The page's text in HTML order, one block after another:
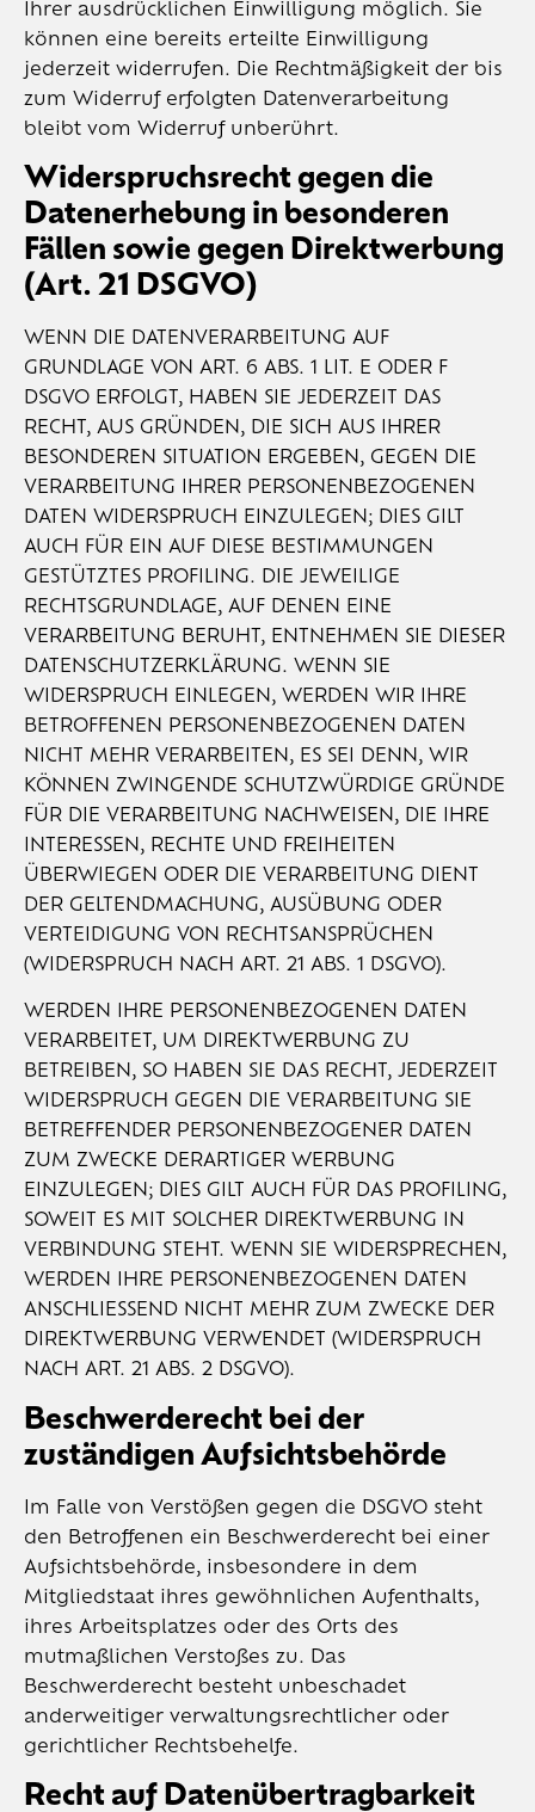
Ihrer ausdrücklichen Einwilligung möglich. Sie
können eine bereits erteilte Einwilligung
jederzeit widerrufen. Die Rechtmäßigkeit der bis
zum Widerruf erfolgten Datenverarbeitung
bleibt vom Widerruf unberührt.
Widerspruchsrecht gegen die
Datenerhebung in besonderen
Fällen sowie gegen Direktwerbung
(Art. 21 DSGVO)
WENN DIE DATENVERARBEITUNG AUF
GRUNDLAGE VON ART. 6 ABS. 1 LIT. E ODER F
DSGVO ERFOLGT, HABEN SIE JEDERZEIT DAS
RECHT, AUS GRÜNDEN, DIE SICH AUS IHRER
BESONDEREN SITUATION ERGEBEN, GEGEN DIE
VERARBEITUNG IHRER PERSONENBEZOGENEN
DATEN WIDERSPRUCH EINZULEGEN; DIES GILT
AUCH FÜR EIN AUF DIESE BESTIMMUNGEN
GESTÜTZTES PROFILING. DIE JEWEILIGE
RECHTSGRUNDLAGE, AUF DENEN EINE
VERARBEITUNG BERUHT, ENTNEHMEN SIE DIESER
DATENSCHUTZERKLÄRUNG. WENN SIE
WIDERSPRUCH EINLEGEN, WERDEN WIR IHRE
BETROFFENEN PERSONENBEZOGENEN DATEN
NICHT MEHR VERARBEITEN, ES SEI DENN, WIR
KÖNNEN ZWINGENDE SCHUTZWÜRDIGE GRÜNDE
FÜR DIE VERARBEITUNG NACHWEISEN, DIE IHRE
INTERESSEN, RECHTE UND FREIHEITEN
ÜBERWIEGEN ODER DIE VERARBEITUNG DIENT
DER GELTENDMACHUNG, AUSÜBUNG ODER
VERTEIDIGUNG VON RECHTSANSPRÜCHEN
(WIDERSPRUCH NACH ART. 21 ABS. 1 DSGVO).
WERDEN IHRE PERSONENBEZOGENEN DATEN
VERARBEITET, UM DIREKTWERBUNG ZU
BETREIBEN, SO HABEN SIE DAS RECHT, JEDERZEIT
WIDERSPRUCH GEGEN DIE VERARBEITUNG SIE
BETREFFENDER PERSONENBEZOGENER DATEN
ZUM ZWECKE DERARTIGER WERBUNG
EINZULEGEN; DIES GILT AUCH FÜR DAS PROFILING,
SOWEIT ES MIT SOLCHER DIREKTWERBUNG IN
VERBINDUNG STEHT. WENN SIE WIDERSPRECHEN,
WERDEN IHRE PERSONENBEZOGENEN DATEN
ANSCHLIESSEND NICHT MEHR ZUM ZWECKE DER
DIREKTWERBUNG VERWENDET (WIDERSPRUCH
NACH ART. 21 ABS. 2 DSGVO).
Beschwerde­recht bei der
zuständigen Aufsichts­behörde
Im Falle von Verstößen gegen die DSGVO steht
den Betroffenen ein Beschwerderecht bei einer
Aufsichtsbehörde, insbesondere in dem
Mitgliedstaat ihres gewöhnlichen Aufenthalts,
ihres Arbeitsplatzes oder des Orts des
mutmaßlichen Verstoßes zu. Das
Beschwerderecht besteht unbeschadet
anderweitiger verwaltungsrechtlicher oder
gerichtlicher Rechtsbehelfe.
Recht auf Daten­übertrag­barkeit